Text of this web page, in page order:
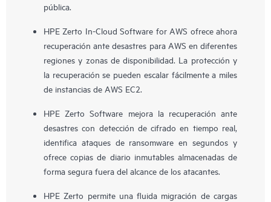
pública.
HPE Zerto In-Cloud Software for AWS ofrece ahora
recuperación ante desastres para AWS en diferentes
regiones y zonas de disponibilidad. La protección y
la recuperación se pueden escalar fácilmente a miles
de instancias de AWS EC2.
HPE Zerto Software mejora la recuperación ante
desastres con detección de cifrado en tiempo real,
identifica ataques de ransomware en segundos y
ofrece copias de diario inmutables almacenadas de
forma segura fuera del alcance de los atacantes.
HPE Zerto permite una fluida migración de cargas